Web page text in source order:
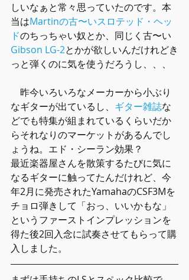
しいなぁと常々思っていたのです。本
当はMartinの古〜いスロテッド・ヘッ
ドのちっちゃい奴とか、同じく古〜い
Gibson LG-2とかが欲しいんだけれどき
っと弾くのに気を使うだろうし、、、
昨今いろいろなメーカーから小ぶり
なギターが出ているし、 ギター雑誌な
どでも特集が組まれているくらいだか
らそれなりのマーケットがあるんでし
ょうね。エド・シーラン効果？
最近楽器屋さんを散策するたびに気に
なるギターに触ってたんだけれど、今
年2月に発売されたYamahaのCSF3Mを
チョロ弾きして「おっ、いいかもな」
というファーストインプレッションを
得た後2回入念に試奏させてもらって購
入しました。